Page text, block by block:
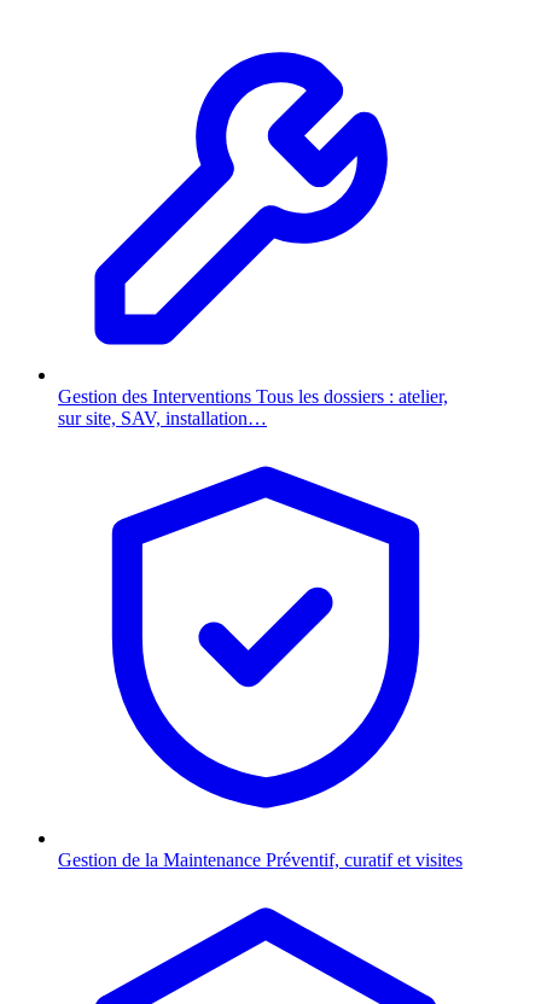
Gestion des Interventions Tous les dossiers : atelier,
sur site, SAV, installation…
Gestion de la Maintenance Préventif, curatif et visites